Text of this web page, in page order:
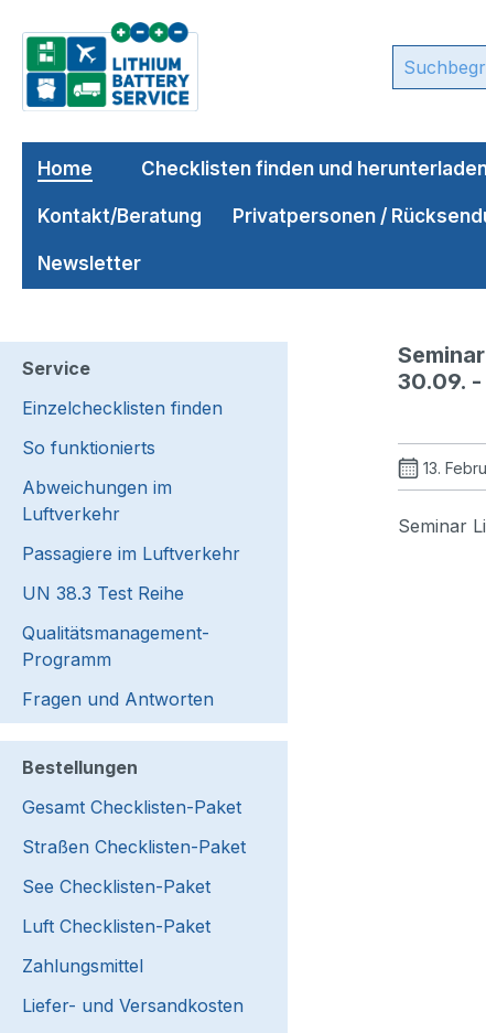
Hauptinhalt springen
Zur Suche springen
Zur Hauptnavigation springen
Home Checklisten finden und
Kontakt/Beratung Privatpersonen /
Newsletter
Service
Einzelchecklisten finden
So funktionierts
Abweichungen im
Luftverkehr
Passagiere im Luftverkehr
UN 38.3 Test Reihe
Qualitätsmanagement-
Programm
Fragen und Antworten
Bestellungen
Gesamt Checklisten-Paket
Straßen Checklisten-Paket
See Checklisten-Paket
Luft Checklisten-Paket
Zahlungsmittel
Liefer- und Versandkosten
30.09. -
13.
Seminar